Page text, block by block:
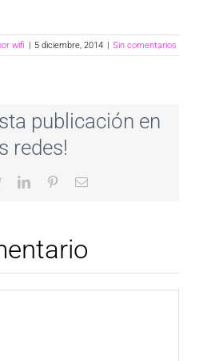
wifi | 5 diciembre, 2014 | Sin comentarios
publicación en
redes!
TwitterLinkedInPinterestCorreo